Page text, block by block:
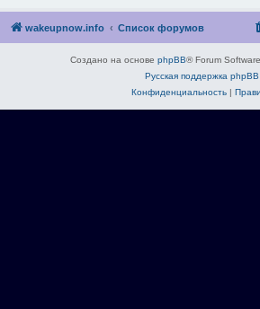
wakeupnow.info Список форумов
Создано на основе phpBB® Forum
Русская поддержка phpBB
Конфиденциальность|